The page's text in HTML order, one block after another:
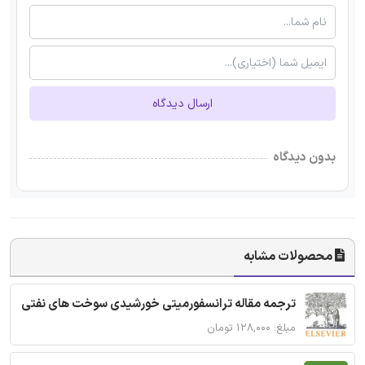
ارسال دیدگاه
بدون دیدگاه
محصولات مشابه
ترجمه مقاله ترانسفورمیتی خورشیدی سوخت های نفتی
مبلغ: ۱۲۸,۰۰۰ تومان